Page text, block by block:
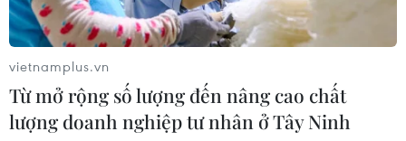
Thêm một nhóm dàn cảnh cướp giật
tại khu Tân Huê Viên sa lưới
vietnamplus.vn
Từ mở rộng số lượng đến nâng cao chất
lượng doanh nghiệp tư nhân ở Tây Ninh